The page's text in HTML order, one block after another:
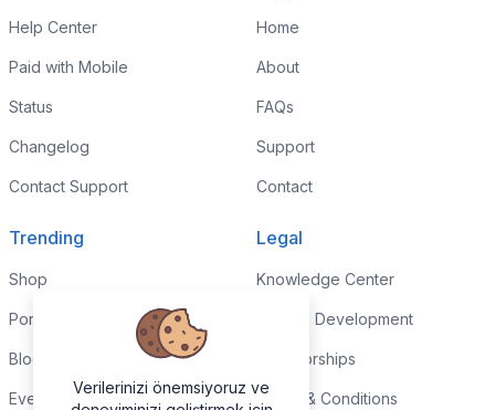
Help Center
Paid with Mobile
Status
Changelog
Contact Support
Home
About
FAQs
Support
Contact
Trending
Shop
Portfolio
Blog
Events
Legal
Knowledge Center
Custom Development
Sponsorships
Terms & Conditions
Verilerinizi önemsiyoruz ve